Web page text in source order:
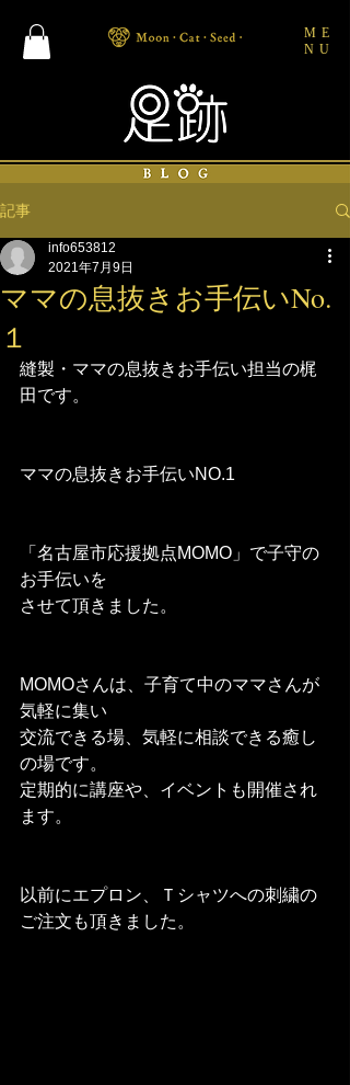
ME
NU
記事
ママの息抜きお手伝いNo.
１
info653812
2021年7月9日
縫製・ママの息抜きお手伝い担当の梶
田です。
ママの息抜きお手伝いNO.1
「名古屋市応援拠点MOMO」で子守の
お手伝いを
させて頂きました。
MOMOさんは、子育て中のママさんが
気軽に集い
交流できる場、気軽に相談できる癒し
の場です。
定期的に講座や、イベントも開催され
ます。
以前にエプロン、Ｔシャツへの刺繍の
ご注文も頂きました。